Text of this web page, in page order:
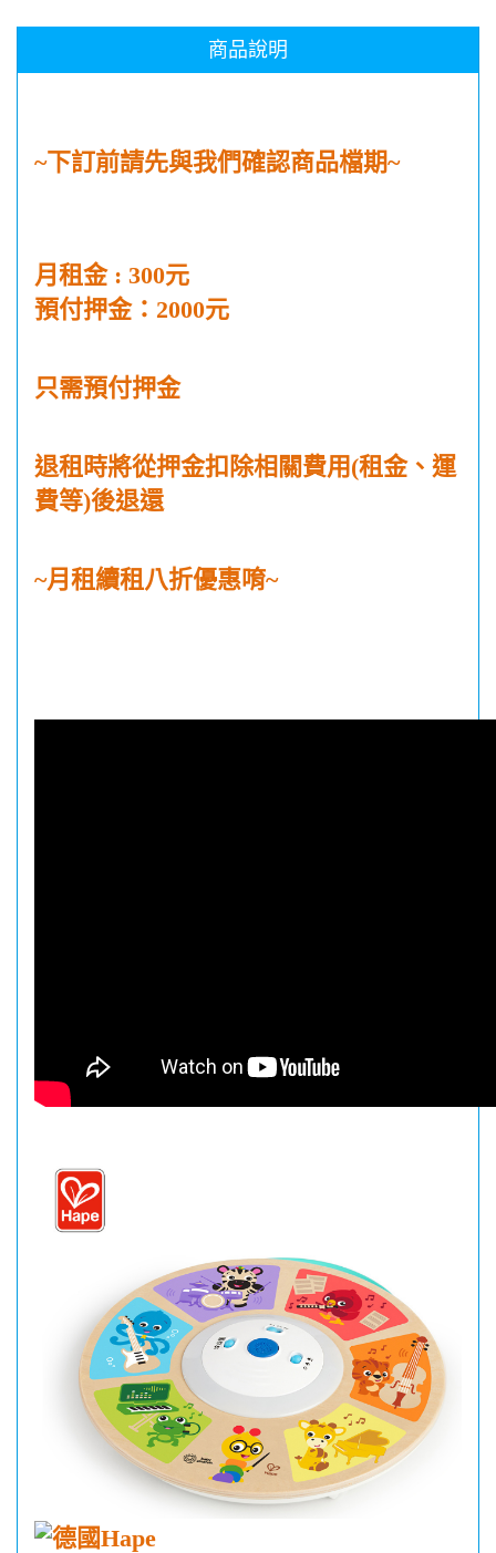
商品說明
~下訂前請先與我們確認商品檔期~
月租金 : 300元
預付押金：2000元
只需預付押金
退租時將從押金扣除相關費用 (租金、運
費等)後退還
~月租續租八折優惠唷~